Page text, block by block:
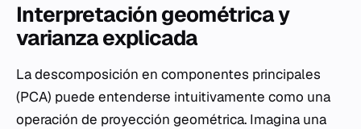
Interpretación geométrica y
varianza explicada
La descomposición en componentes principales
(PCA) puede entenderse intuitivamente como una
operación de proyección geométrica. Imagina una